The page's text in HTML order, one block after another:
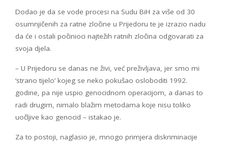
Dodao je da se vode procesi na Sudu BiH za više od 30
osumnjičenih za ratne zločine u Prijedoru te je izrazio nadu
da će i ostali počinioci najtežih ratnih zločina odgovarati za
svoja djela.
– U Prijedoru se danas ne živi, već preživljava, jer smo mi
‘strano tijelo’ kojeg se neko pokušao osloboditi 1992.
godine, pa nije uspio genocidnom operacijom, a danas to
radi drugim, nimalo blažim metodama koje nisu toliko
uočljive kao genocid – istakao je.
Za to postoji, naglasio je, mnogo primjera diskriminacije